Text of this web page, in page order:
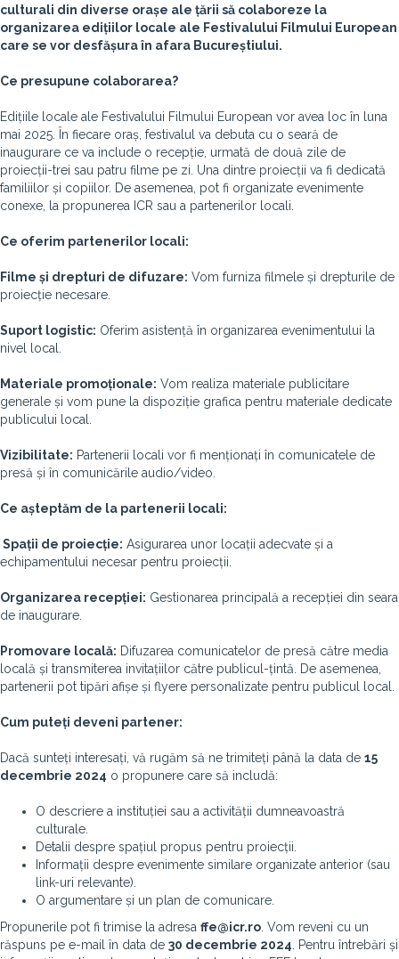
culturali din diverse orașe ale țării să colaboreze la
organizarea edițiilor locale ale Festivalului Filmului European
care se vor desfășura în afara Bucureștiului.
Ce presupune colaborarea?
Edițiile locale ale Festivalului Filmului European vor avea loc în luna
mai 2025. În fiecare oraș, festivalul va debuta cu o seară de
inaugurare ce va include o recepție, urmată de două zile de
proiecții-trei sau patru filme pe zi. Una dintre proiecții va fi dedicată
familiilor și copiilor. De asemenea, pot fi organizate evenimente
conexe, la propunerea ICR sau a partenerilor locali.
Ce oferim partenerilor locali:
Filme și drepturi de difuzare: Vom furniza filmele și drepturile de
proiecție necesare.
Suport logistic: Oferim asistență în organizarea evenimentului la
nivel local.
Materiale promoționale: Vom realiza materiale publicitare
generale și vom pune la dispoziție grafica pentru materiale dedicate
publicului local.
Vizibilitate: Partenerii locali vor fi menționați în comunicatele de
presă și în comunicările audio/video.
Ce așteptăm de la partenerii locali:
Spații de proiecție: Asigurarea unor locații adecvate și a
echipamentului necesar pentru proiecții.
Organizarea recepției: Gestionarea principală a recepției din seara
de inaugurare.
Promovare locală: Difuzarea comunicatelor de presă către media
locală și transmiterea invitațiilor către publicul-țintă. De asemenea,
partenerii pot tipări afișe și flyere personalizate pentru publicul local.
Cum puteți deveni partener:
Dacă sunteți interesați, vă rugăm să ne trimiteți până la data de 15
decembrie 2024 o propunere care să includă:
O descriere a instituției sau a activității dumneavoastră
culturale.
Detalii despre spațiul propus pentru proiecții.
Informații despre evenimente similare organizate anterior (sau
link-uri relevante).
O argumentare și un plan de comunicare.
Propunerile pot fi trimise la adresa ffe@icr.ro . Vom reveni cu un
răspuns pe e-mail în data de 30 decembrie 2024 . Pentru întrebări și